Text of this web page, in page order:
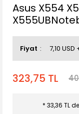
Asus X554
Fiyat 7,10 USD
323,75 TL
* 33,36 TL